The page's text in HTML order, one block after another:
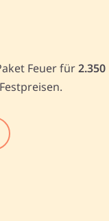
Feuer für2.350